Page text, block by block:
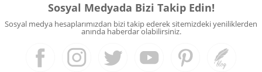
Sosyal Medyada Bizi Takip Edin!
Sosyal medya hesaplarımızdan bizi takip ederek sitemizdeki yeniliklerden
anında haberdar olabilirsiniz.